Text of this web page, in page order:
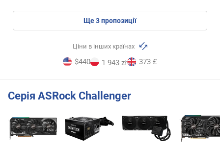
ще3пропозиції
Ціни в інших країнах
$440 1 943 zł 373 £
Серія ASRock Challenger